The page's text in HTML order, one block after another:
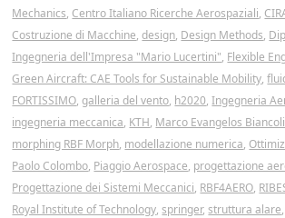
Mechanics, Centro Italiano Ricerche Aerospaziali,
Costruzione di Macchine,design, Design Methods,
Ingegneria dell'Impresa "Mario Lucertini", Flexible
Green Aircraft: CAE Tools for Sustainable Mobility,
FORTISSIMO,galleria del vento, h2020,Ingegneria
ingegneria meccanica, KTH, Marco Evangelos
morphing RBF Morph, modellazione numerica,
Paolo Colombo, Piaggio Aerospace, progettazione
Progettazione dei Sistemi Meccanici, RBF4AERO,
Royal Institute of Technology,springer,struttura alare